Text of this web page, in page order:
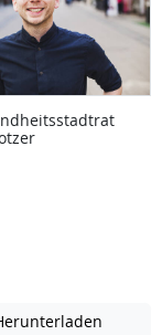
enthält unter